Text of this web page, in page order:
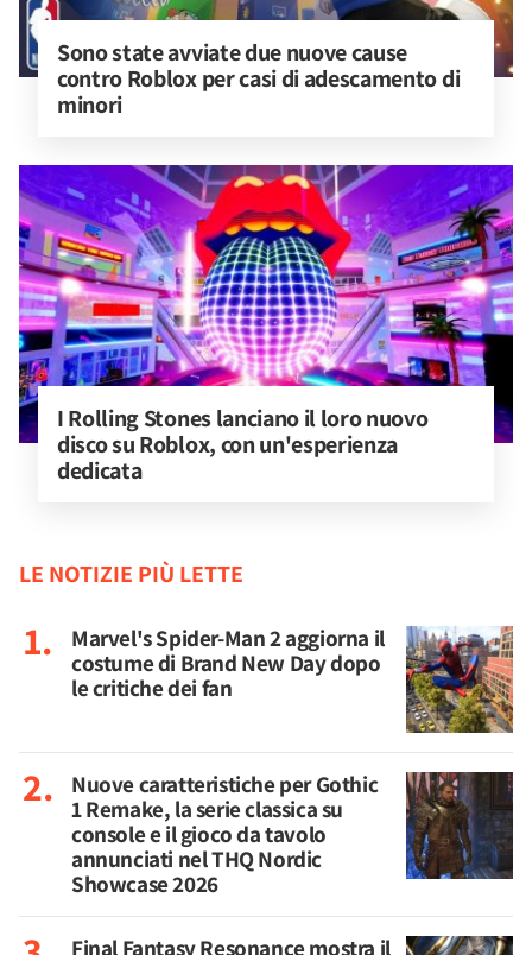
Sono state avviate due nuove cause
contro Roblox per casi di adescamento di
minori
I Rolling Stones lanciano il loro nuovo
disco su Roblox, con un'esperienza
dedicata
LE NOTIZIE PIÙ LETTE
Marvel's Spider-Man 2 aggiorna il
costume di Brand New Day dopo
le critiche dei fan
Nuove caratteristiche per Gothic
1 Remake, la serie classica su
console e il gioco da tavolo
annunciati nel THQ Nordic
Showcase 2026
Final Fantasy Resonance mostra il